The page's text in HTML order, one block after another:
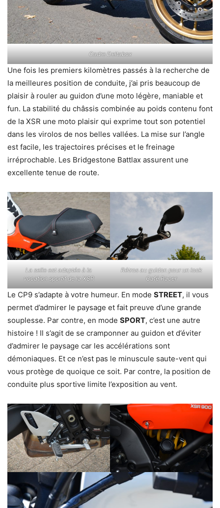
Cadre Deltabox
Une fois les premiers kilomètres passés à la recherche de
la meilleures position de conduite, j’ai pris beaucoup de
plaisir à rouler au guidon d’une moto légère, maniable et
fun. La stabilité du châssis combinée au poids contenu font
de la XSR une moto plaisir qui exprime tout son potentiel
dans les virolos de nos belles vallées. La mise sur l’angle
est facile, les trajectoires précises et le freinage
irréprochable. Les Bridgestone Battlax assurent une
excellente tenue de route.
La selle est adaptée à la
vocation sportif de la XSR
Rétros au guidon pour un look
Café Racer
Le CP9 s’adapte à votre humeur. En mode STREET, il vous
permet d’admirer le paysage et fait preuve d’une grande
souplesse. Par contre, en mode SPORT, c’est une autre
histoire ! Il s’agit de se cramponner au guidon et d’éviter
d’admirer le paysage car les accélérations sont
démoniaques. Et ce n’est pas le minuscule saute-vent qui
vous protège de quoique ce soit. Par contre, la position de
conduite plus sportive limite l’exposition au vent.